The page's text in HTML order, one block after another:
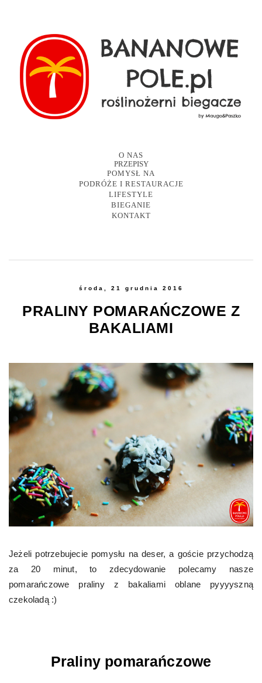
O NAS
PRZEPISY
POMYSŁ NA
PODRÓŻE I RESTAURACJE
LIFESTYLE
BIEGANIE
KONTAKT
środa, 21 grudnia 2016
PRALINY POMARAŃCZOWE Z
BAKALIAMI
Jeżeli potrzebujecie pomysłu na deser, a goście przychodzą
za 20 minut, to zdecydowanie polecamy nasze
pomarańczowe praliny z bakaliami oblane pyyyyszną
czekoladą :)
Praliny pomarańczowe